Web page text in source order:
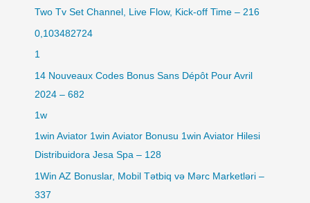
Two Tv Set Channel, Live Flow, Kick-off Time – 216
0,103482724
1
14 Nouveaux Codes Bonus Sans Dépôt Pour Avril
2024 – 682
1w
1win Aviator 1win Aviator Bonusu 1win Aviator Hilesi
Distribuidora Jesa Spa – 128
1Win AZ Bonuslar, Mobil Tətbiq və Mərc Marketləri –
337